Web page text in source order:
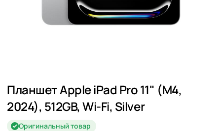
Планшет Apple iPad Pro 11" (M4,
2024), 512GB, Wi-Fi, Silver
Оригинальный товар